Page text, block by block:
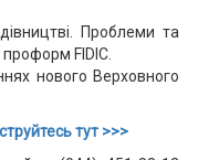
Проблеми та
FIDIC.
нового Верховного
тут >>>